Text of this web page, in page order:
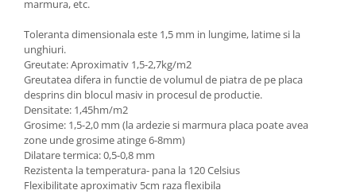
marmura, etc.
Toleranta dimensionala este 1,5 mm in lungime, latime si la
unghiuri.
Greutate: Aproximativ 1,5-2,7kg/m2
Greutatea difera in functie de volumul de piatra de pe placa
desprins din blocul masiv in procesul de productie.
Densitate: 1,45hm/m2
Grosime: 1,5-2,0 mm (la ardezie si marmura placa poate avea
zone unde grosime atinge 6-8mm)
Dilatare termica: 0,5-0,8 mm
Rezistenta la temperatura- pana la 120 Celsius
Flexibilitate aproximativ 5cm raza flexibila